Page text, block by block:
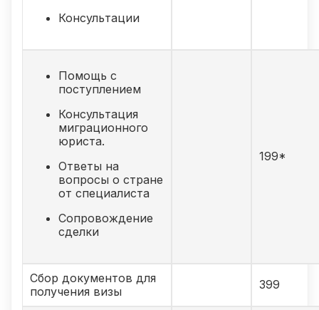
Консультации
Помощь с
поступлением
Консультация
миграционного
юриста.
Ответы на
вопросы о стране
от специалиста
Сопровождение
сделки
199*
Сбор документов для
получения визы
399